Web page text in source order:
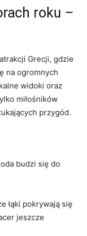
roku –
Grecji, gdzie
na ogromnych
widoki oraz
miłośników
przygód.
budzi się do
łąki pokrywają się
jeszcze